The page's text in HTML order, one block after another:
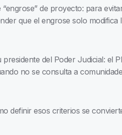
de proyecto: para
que el engrose solo
del Poder Judicial: el
no se consulta a
definir esos criterios se